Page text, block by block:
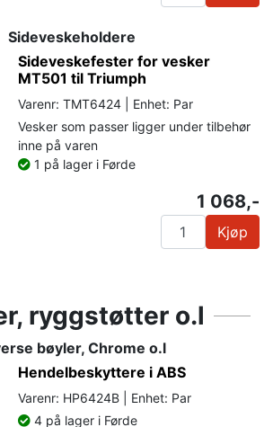
Sideveskeholdere
Sideveskefester for vesker
MT501 til Triumph
Varenr: TMT6424 | Enhet: Par
Vesker som passer ligger under tilbehør
inne på varen
1 på lager i Førde
1 068,-
Kjøp
ryggstøtter o.l
bøyler, Chrome o.l
Hendelbeskyttere i ABS
Varenr: HP6424B | Enhet: Par
4 på lager i Førde